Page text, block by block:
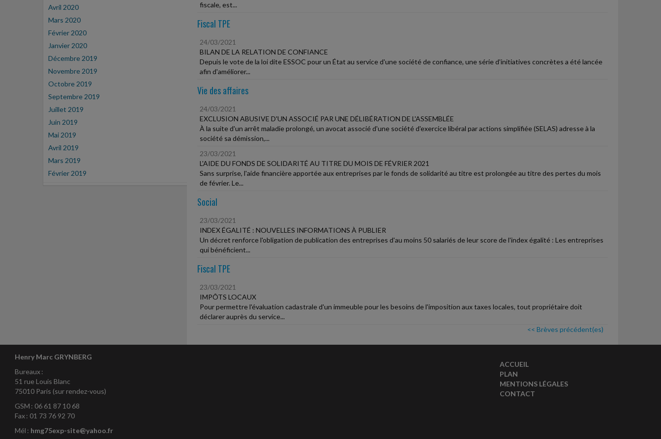
Avril 2020
Mars 2020
Février 2020
Janvier 2020
Décembre 2019
Novembre 2019
Octobre 2019
Septembre 2019
Juillet 2019
Juin 2019
Mai 2019
Avril 2019
Mars 2019
Février 2019
fiscale, est...
Fiscal TPE
24/03/2021
BILAN DE LA RELATION DE CONFIANCE
Depuis le vote de la loi dite ESSOC pour un État au service d'une société de confiance, une série d'initiatives concrètes a été lancée
afin d'améliorer...
Vie des affaires
24/03/2021
EXCLUSION ABUSIVE D'UN ASSOCIÉ PAR UNE DÉLIBÉRATION DE L'ASSEMBLÉE
À la suite d'un arrêt maladie prolongé, un avocat associé d'une société d'exercice libéral par actions simplifiée (SELAS) adresse à la
société sa démission,...
23/03/2021
L'AIDE DU FONDS DE SOLIDARITÉ AU TITRE DU MOIS DE FÉVRIER 2021
Sans surprise, l'aide financière apportée aux entreprises par le fonds de solidarité au titre est prolongée au titre des pertes du mois
de février. Le...
Social
23/03/2021
INDEX ÉGALITÉ : NOUVELLES INFORMATIONS À PUBLIER
Un décret renforce l'obligation de publication des entreprises d'au moins 50 salariés de leur score de l'index égalité : Les entreprises
qui bénéficient...
Fiscal TPE
23/03/2021
IMPÔTS LOCAUX
Pour permettre l'évaluation cadastrale d'un immeuble pour les besoins de l'imposition aux taxes locales, tout propriétaire doit
déclarer auprès du service...
<< Brèves précédent(es)
Henry Marc GRYNBERG
Bureaux :
51 rue Louis Blanc
75010 Paris (sur rendez-vous)
GSM : 06 61 87 10 68
Fax : 01 73 76 92 70
Mél : hmg75exp-site@yahoo.fr
ACCUEIL
PLAN
MENTIONS LÉGALES
CONTACT